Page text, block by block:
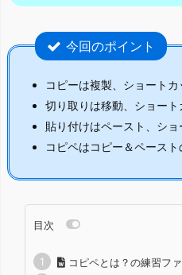
今回のポイント
コピーは複製、ショートカ
切り取りは移動、ショート
貼り付けはペースト、シ
コピペはコピー＆ペースト
目次
コピペとは？の練習フ